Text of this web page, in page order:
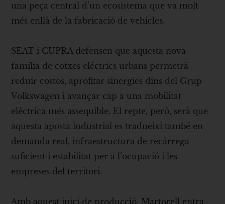
una peça central d’un ecosistema que va molt
més enllà de la fabricació de vehicles.
SEAT i CUPRA defensen que aquesta nova
família de cotxes elèctrics urbans permetrà
reduir costos, aprofitar sinergies dins del Grup
Volkswagen i avançar cap a una mobilitat
elèctrica més assequible. El repte, però, serà que
aquesta aposta industrial es tradueixi també en
demanda real, infraestructura de recàrrega
suficient i estabilitat per a l’ocupació i les
empreses del territori.
Amb aquest inici de producció, Martorell entra